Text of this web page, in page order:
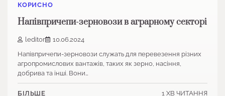
КОРИСНО
Напівпричепи-зерновози в аграрному секторі
leditor
10.06.2024
Напівпричепи-зерновози служать для перевезення різних
агропромислових вантажів, таких як зерно, насіння,
добрива та інші. Вони…
БІЛЬШЕ 1 ХВ ЧИТАННЯ